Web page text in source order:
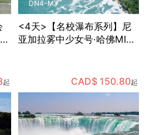
起
DN4-MY
<4天>【名校瀑布系列】尼
亚加拉雾中少女号·哈佛MIT
标三连拍，费城独立宫与自
由钟打卡，纽约往返
CAD$ 150.80起